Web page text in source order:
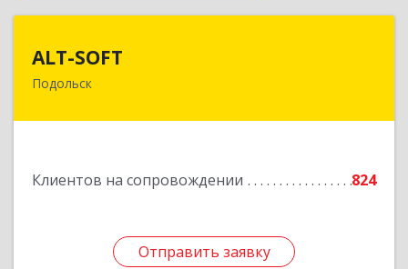
ALT-SOFT
Подольск
Клиентов на сопровождении 824
Отправить заявку
142116, Московская обл, Подольск г, Советская
Отправить заявку